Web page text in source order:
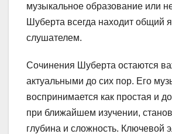
музыкальное образование или
Шуберта всегда находит общий
слушателем.
Сочинения Шуберта остаются
актуальными до сих пор. Его
воспринимается как простая и
при ближайшем изучении,
глубина и сложность. Ключевой